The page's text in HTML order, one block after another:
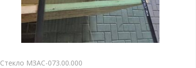
Стекло МЗАС-073.00.000